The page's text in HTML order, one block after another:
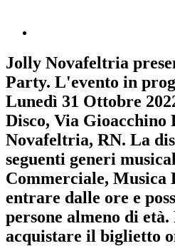
Jolly Novafeltria
Party. L'evento in
Lunedì 31 Ottobre
Disco, Via Gioacchino
Novafeltria, RN. La
seguenti generi
Commerciale, Musica
entrare dalle ore e
persone almeno di età.
acquistare il biglietto